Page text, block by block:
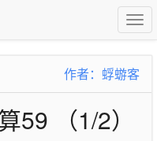
作者：蜉蝣客
59 （1/2）